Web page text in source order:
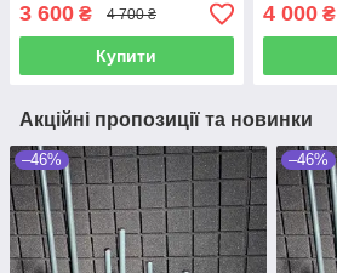
3 600 ₴ 4 700 ₴
Купити
4 000₴
Акційні пропозиції та новинки
–46% –46%